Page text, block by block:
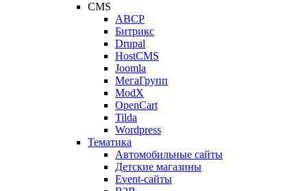
CMS
ABCP
Битрикс
Drupal
HostCMS
Joomla
МегаГрупп
ModX
OpenCart
Tilda
Wordpress
Тематика
Автомобильные сайты
Детские магазины
Event-сайты